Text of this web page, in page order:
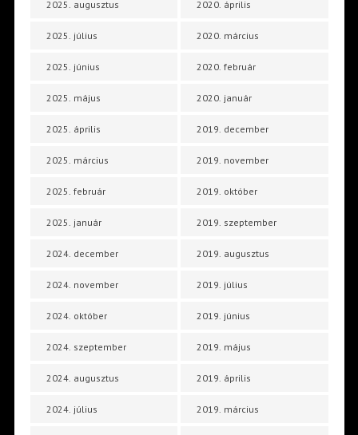
2025. augusztus
2025. július
2025. június
2025. május
2025. április
2025. március
2025. február
2025. január
2024. december
2024. november
2024. október
2024. szeptember
2024. augusztus
2024. július
2020. április
2020. március
2020. február
2020. január
2019. december
2019. november
2019. október
2019. szeptember
2019. augusztus
2019. július
2019. június
2019. május
2019. április
2019. március